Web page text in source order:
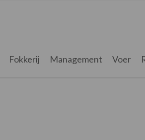
Fokkerij Management Voer